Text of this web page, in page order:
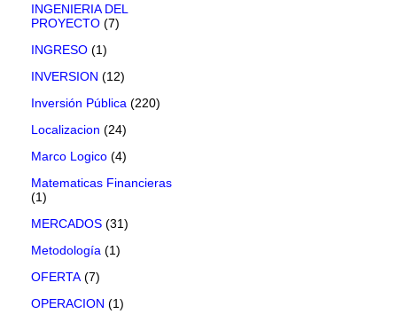
INGENIERIA DEL
PROYECTO (7)
INGRESO (1)
INVERSION (12)
Inversión Pública (220)
Localizacion (24)
Marco Logico (4)
Matematicas Financieras
(1)
MERCADOS (31)
Metodología (1)
OFERTA (7)
OPERACION (1)